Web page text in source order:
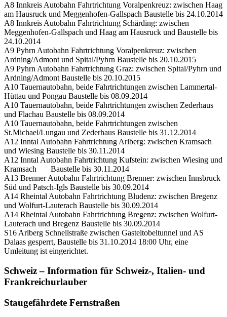
A8 Innkreis Autobahn Fahrtrichtung Voralpenkreuz: zwischen Haag
am Hausruck und Meggenhofen-Gallspach Baustelle bis 24.10.2014
A8 Innkreis Autobahn Fahrtrichtung Schärding: zwischen
Meggenhofen-Gallspach und Haag am Hausruck und Baustelle bis
24.10.2014
A9 Pyhrn Autobahn Fahrtrichtung Voralpenkreuz: zwischen
Ardning/Admont und Spital/Pyhrn Baustelle bis 20.10.2015
A9 Pyhrn Autobahn Fahrtrichtung Graz: zwischen Spital/Pyhrn und
Ardning/Admont Baustelle bis 20.10.2015
A10 Tauernautobahn, beide Fahrtrichtungen zwischen Lammertal-
Hüttau und Pongau Baustelle bis 08.09.2014
A10 Tauernautobahn, beide Fahrtrichtungen zwischen Zederhaus
und Flachau Baustelle bis 08.09.2014
A10 Tauernautobahn, beide Fahrtrichtungen zwischen
St.Michael/Lungau und Zederhaus Baustelle bis 31.12.2014
A12 Inntal Autobahn Fahrtrichtung Arlberg: zwischen Kramsach
und Wiesing Baustelle bis 30.11.2014
A12 Inntal Autobahn Fahrtrichtung Kufstein: zwischen Wiesing und
Kramsach Baustelle bis 30.11.2014
A13 Brenner Autobahn Fahrtrichtung Brenner: zwischen Innsbruck
Süd und Patsch-Igls Baustelle bis 30.09.2014
A14 Rheintal Autobahn Fahrtrichtung Bludenz: zwischen Bregenz
und Wolfurt-Lauterach Baustelle bis 30.09.2014
A14 Rheintal Autobahn Fahrtrichtung Bregenz: zwischen Wolfurt-
Lauterach und Bregenz Baustelle bis 30.09.2014
S16 Arlberg Schnellstraße zwischen Gasteltobeltunnel und AS
Dalaas gesperrt, Baustelle bis 31.10.2014 18:00 Uhr, eine
Umleitung ist eingerichtet.
Schweiz – Information für Schweiz-, Italien- und
Frankreichurlauber
Staugefährdete Fernstraßen